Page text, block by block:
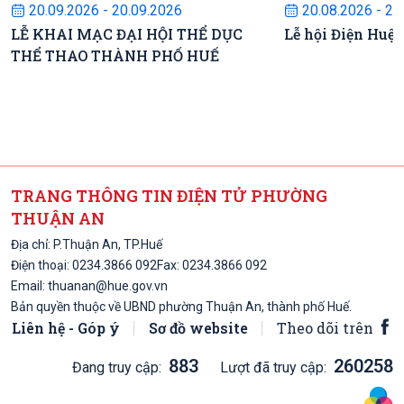
20.09.2026 - 20.09.2026
LỄ KHAI MẠC ĐẠI HỘI THỂ DỤC
THỂ THAO THÀNH PHỐ HUẾ
20.08.2026 -
Lễ hội Điện Huệ
TRANG THÔNG TIN ĐIỆN TỬ PHƯỜNG
THUẬN AN
Địa chỉ: P.Thuận An, TP.Huế
Điện thoại: 0234.3866 092Fax: 0234.3866 092
Email: thuanan@hue.gov.vn
Bản quyền thuộc về UBND phường Thuận An, thành phố Huế.
Liên hệ - Góp ý Sơ đồ website Theo dõi trên
Đang truy cập: 883 Lượt đã truy cập: 260258